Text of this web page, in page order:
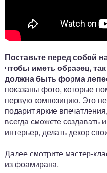
Поставьте перед собой
чтобы иметь образец,
должна быть форма
показаны фото, которые
первую композицию. Это
подарит яркие
всегда сможете создавать
интерьер, делать декор
Далее смотрите мастер-
из фоамирана.